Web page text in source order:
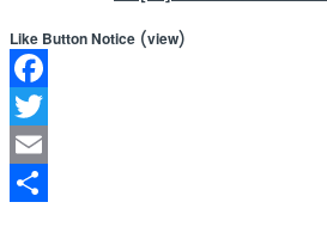
Like Button Notice (view)
Facebook
Twitter
Email